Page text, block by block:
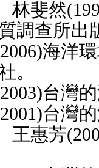
林斐然
調查所出
海洋
。
台灣
台灣
王惠芳